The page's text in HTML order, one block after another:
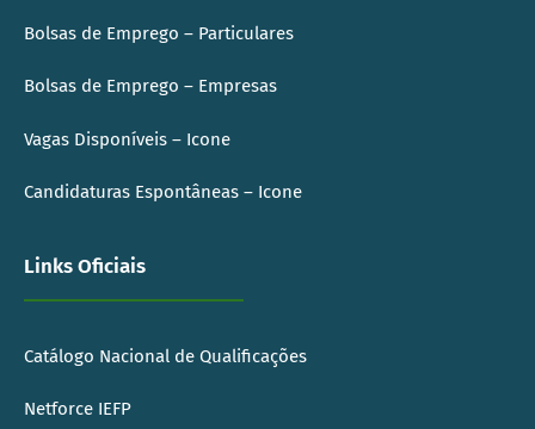
Bolsas de Emprego – Particulares
Bolsas de Emprego – Empresas
Vagas Disponíveis – Icone
Candidaturas Espontâneas – Icone
Links Oficiais
Catálogo Nacional de Qualificações
Netforce IEFP